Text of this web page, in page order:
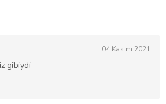
04 Kasım 2021
gibiydi